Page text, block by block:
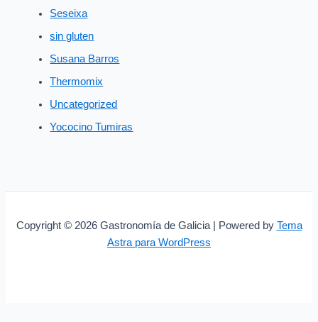
Seseixa
sin gluten
Susana Barros
Thermomix
Uncategorized
Yococino Tumiras
Copyright © 2026 Gastronomía de Galicia | Powered by Tema
Astra para WordPress